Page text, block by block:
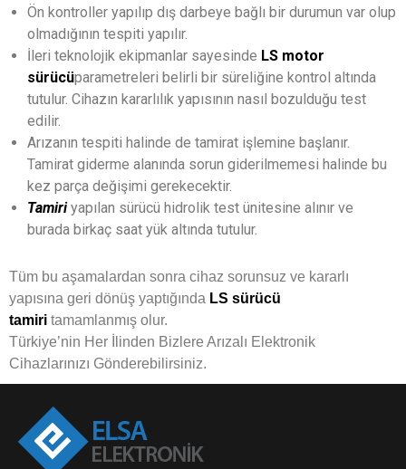
Ön kontroller yapılıp dış darbeye bağlı bir durumun var olup
olmadığının tespiti yapılır.
İleri teknolojik ekipmanlar sayesinde LS motor
sürücüparametreleri belirli bir süreliğine kontrol altında
tutulur. Cihazın kararlılık yapısının nasıl bozulduğu test
edilir.
Arızanın tespiti halinde de tamirat işlemine başlanır.
Tamirat giderme alanında sorun giderilmemesi halinde bu
kez parça değişimi gerekecektir.
Tamiri yapılan sürücü hidrolik test ünitesine alınır ve
burada birkaç saat yük altında tutulur.
Tüm bu aşamalardan sonra cihaz sorunsuz ve kararlı
yapısına geri dönüş yaptığında LS sürücü
tamiri tamamlanmış olur.
Türkiye’nin Her İlinden Bizlere Arızalı Elektronik
Cihazlarınızı Gönderebilirsiniz.